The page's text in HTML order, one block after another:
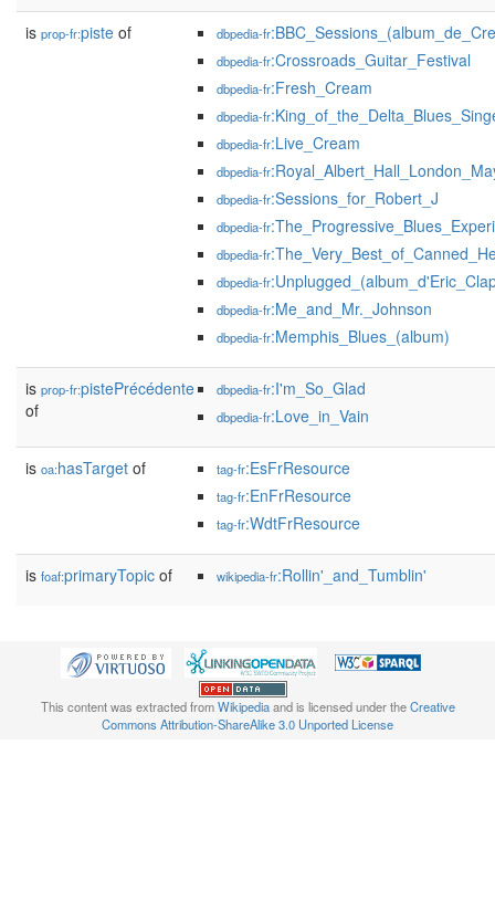
is prop-fr:piste of dbpedia-fr
dbpedia-fr:Crossroads_Guitar_Festival
dbpedia-fr:Fresh_Cream
dbpedia-fr
dbpedia-fr:Live_Cream
dbpedia-fr
dbpedia-fr:Sessions_for_Robert_J
dbpedia-fr
dbpedia-fr
dbpedia-fr
dbpedia-fr:Me_and_Mr._Johnson
dbpedia-fr:Memphis_Blues_(album)
is prop-fr:pistePrécédente
of
dbpedia-fr:I'm_So_Glad
dbpedia-fr:Love_in_Vain
is oa:hasTarget of tag-fr:EsFrResource
tag-fr:EnFrResource
tag-fr:WdtFrResource
is foaf:primaryTopic of wikipedia-fr:Rollin'_and_Tumblin'
This content was extracted fromWikipediaand is licensed under theCreative
Commons Attribution-ShareAlike 3.0 Unported License